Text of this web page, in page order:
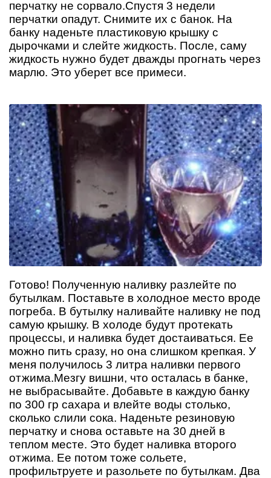
перчатку не сорвало.Спустя 3 недели
перчатки опадут. Снимите их с банок. На
банку наденьте пластиковую крышку с
дырочками и слейте жидкость. После, саму
жидкость нужно будет дважды прогнать через
марлю. Это уберет все примеси.
Готово! Полученную наливку разлейте по
бутылкам. Поставьте в холодное место вроде
погреба. В бутылку наливайте наливку не под
самую крышку. В холоде будут протекать
процессы, и наливка будет достаиваться. Ее
можно пить сразу, но она слишком крепкая. У
меня получилось 3 литра наливки первого
отжима.Мезгу вишни, что осталась в банке,
не выбрасывайте. Добавьте в каждую банку
по 300 гр сахара и влейте воды столько,
сколько слили сока. Наденьте резиновую
перчатку и снова оставьте на 30 дней в
теплом месте. Это будет наливка второго
отжима. Ее потом тоже сольете,
профильтруете и разольете по бутылкам. Два